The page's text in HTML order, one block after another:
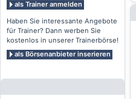
als Trainer anmelden
Haben Sie interessante Angebote
für Trainer? Dann werben Sie
kostenlos in unserer Trainerbörse!
als Börsenanbieter inserieren